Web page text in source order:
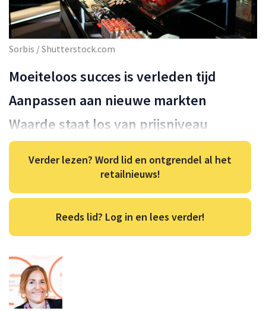
Sorbis / Shutterstock.com
Moeiteloos succes is verleden tijd
Aanpassen aan nieuwe markten
Waarde staat los van prijsniveau
Verder lezen? Word lid en ontgrendel al het
retailnieuws!
Reeds lid? Log in en lees verder!